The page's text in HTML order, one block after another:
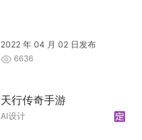
2022 年 04 月 02 日发布
6636
天行传奇手游
AI设计